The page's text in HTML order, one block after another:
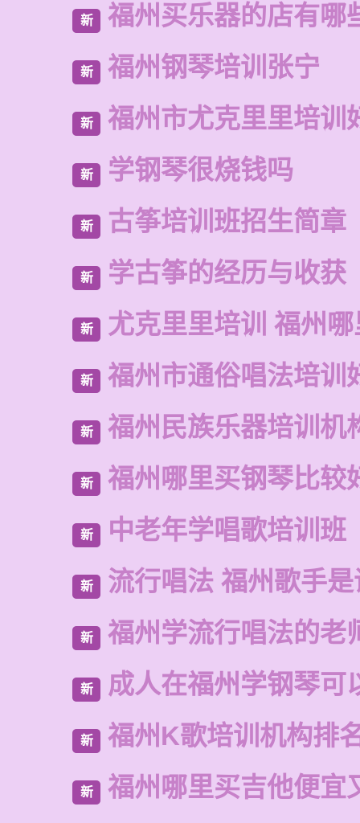
新 福州买乐器的店有哪
新 福州钢琴培训张宁
新 福州市尤克里里培训
新 学钢琴很烧钱吗
新 古筝培训班招生简章
新 学古筝的经历与收获
新 尤克里里培训 福州
新 福州市通俗唱法培训
新 福州民族乐器培训机
新 福州哪里买钢琴比较
新 中老年学唱歌培训班
新 流行唱法 福州歌手是
新 福州学流行唱法的老
新 成人在福州学钢琴可
新 福州K歌培训机构排
新 福州哪里买吉他便宜